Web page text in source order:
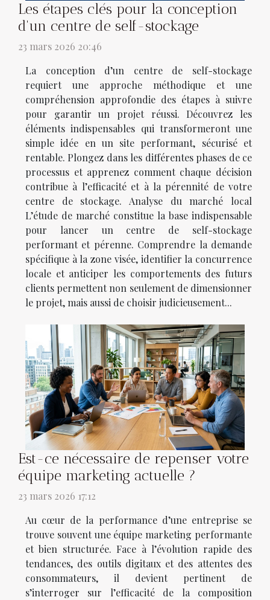
Les étapes clés pour la conception
d'un centre de self-stockage
23 mars 2026 20:46
La conception d’un centre de self-stockage
requiert une approche méthodique et une
compréhension approfondie des étapes à suivre
pour garantir un projet réussi. Découvrez les
éléments indispensables qui transformeront une
simple idée en un site performant, sécurisé et
rentable. Plongez dans les différentes phases de ce
processus et apprenez comment chaque décision
contribue à l’efficacité et à la pérennité de votre
centre de stockage. Analyse du marché local
L’étude de marché constitue la base indispensable
pour lancer un centre de self-stockage
performant et pérenne. Comprendre la demande
spécifique à la zone visée, identifier la concurrence
locale et anticiper les comportements des futurs
clients permettent non seulement de dimensionner
le projet, mais aussi de choisir judicieusement...
Est-ce nécessaire de repenser votre
équipe marketing actuelle ?
23 mars 2026 17:12
Au cœur de la performance d’une entreprise se
trouve souvent une équipe marketing performante
et bien structurée. Face à l’évolution rapide des
tendances, des outils digitaux et des attentes des
consommateurs, il devient pertinent de
s’interroger sur l’efficacité de la composition